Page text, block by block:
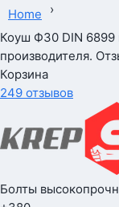
Home
›
Коуш Ф30 DIN
производителя.
Корзина
249 отзывов
Болты